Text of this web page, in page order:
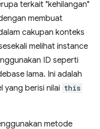
terkait "kehilangan"
membuat
cakupan konteks
melihat instance
ID seperti
lama. Ini adalah
yang berisi nilai this
metode